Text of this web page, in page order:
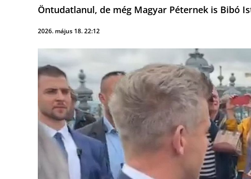
Öntudatlanul, de még Magyar Péternek is Bibó
2026. május 18. 22:12